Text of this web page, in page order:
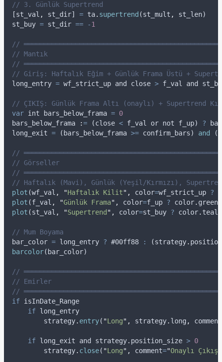
// 3. Günlük Supertrend
[st_val , st_dir] = ta. supertrend (st_mult , st_len)
st_buy = st_dir == -1
//
// Mantık
//
// Giriş: Haftalık Eğim + Günlük Frama Üstü +
long_entry = wf_strict_up and close > f_val and
// ÇIKIŞ: Günlük Frama Altı (onaylı) + Supertrend
var int bars_below_frama = 0
bars_below_frama
:= (close < f_val or not f_up) ?
long_exit = ( bars_below_frama >= confirm_bars) and (
//
// Görseller
//
// Haftalık (Mavi), Günlük (Yeşil/Kırmızı),
plot (wf_val , "Haftalık Kilit" , color=wf_strict_up ?
plot (f_val , "Günlük Frama" , color=f_up ? color. green
plot (st_val , "Supertrend " , color=st_buy ? color. teal
// Mum Boyama
bar_color = long_entry ? #00ff88 : (strategy.
barcolor( bar_color)
//
// Emirler
//
if isInDate_Range
if long_entry
strategy. entry( "Long" , strategy. long , comment
if long_exit and strategy. position_size > 0
strategy. close( "Long" , comment="Onaylı Çıkış